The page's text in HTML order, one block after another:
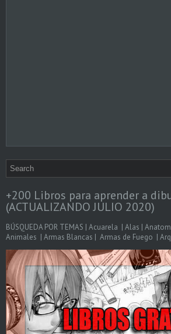
+200 Libros para aprender a
(ACTUALIZANDO JULIO 2020)
BÚSQUEDA POR TEMAS | Acuarela | Alas |
Animales | Armas Blancas | Armas de Fuego |